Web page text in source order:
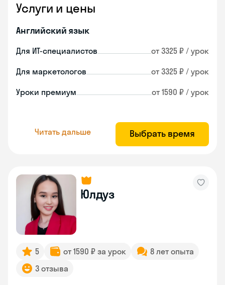
Услуги и цены
Английский язык
Для ИТ-специалистов от 3325 ₽ / урок
Для маркетологов от 3325 ₽ / урок
Уроки премиум от 1590 ₽ / урок
Читать дальше Выбрать время
Юлдуз
5 от 1590 ₽ за урок
8 лет опыта
3 отзыва